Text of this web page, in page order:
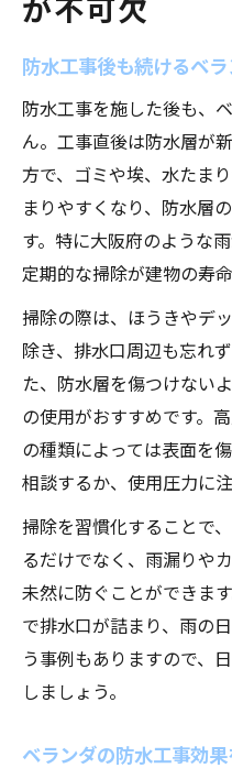
防水工事後も続けるベ
防水工事を施した後も、
ん。工事直後は防水層が
方で、ゴミや埃、水たま
まりやすくなり、防水層
す。特に大阪府のような
定期的な掃除が建物の寿
掃除の際は、ほうきやデ
除き、排水口周辺も忘れ
た、防水層を傷つけない
の使用がおすすめです。
の種類によっては表面を
相談するか、使用圧力に
掃除を習慣化することで
るだけでなく、雨漏りや
未然に防ぐことができま
で排水口が詰まり、雨の
う事例もありますので、
しましょう。
ベランダの防水工事効